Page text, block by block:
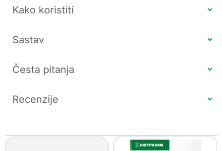
Kako koristiti
Sastav
Česta pitanja
Recenzije